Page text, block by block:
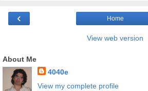
‹ Home
View web version
About Me
4040e
View my complete profile